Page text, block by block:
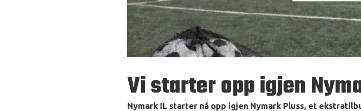
Vi starter opp igjen
Nymark IL starter nå opp igjen Nymark Pluss, et